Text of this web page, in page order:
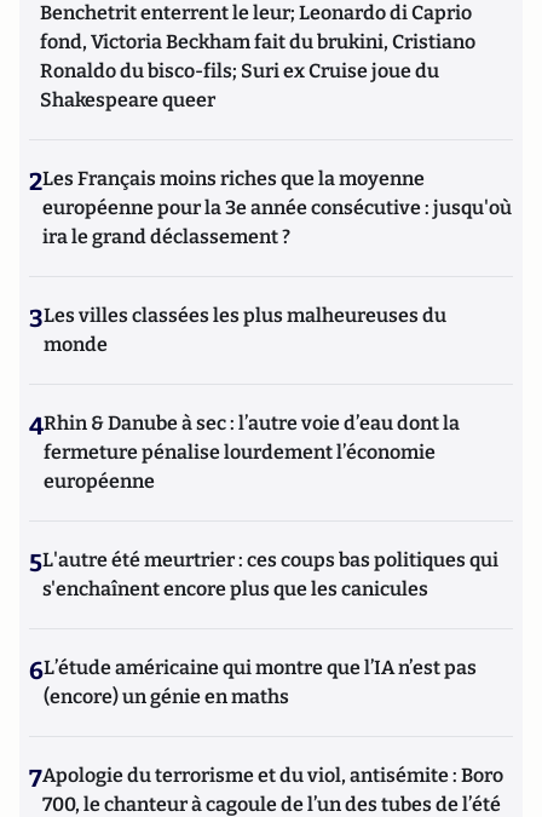
Benchetrit enterrent le leur; Leonardo di Caprio
fond, Victoria Beckham fait du brukini, Cristiano
Ronaldo du bisco-fils; Suri ex Cruise joue du
Shakespeare queer
2Les Français moins riches que la moyenne
européenne pour la 3e année consécutive : jusqu'où
ira le grand déclassement ?
3Les villes classées les plus malheureuses du
monde
4Rhin & Danube à sec : l’autre voie d’eau dont la
fermeture pénalise lourdement l’économie
européenne
5L'autre été meurtrier : ces coups bas politiques qui
s'enchaînent encore plus que les canicules
6L’étude américaine qui montre que l’IA n’est pas
(encore) un génie en maths
7Apologie du terrorisme et du viol, antisémite : Boro
700, le chanteur à cagoule de l’un des tubes de l’été